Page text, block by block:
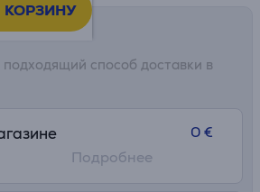
КОРЗИНУ
доставки
способ доставки в
0 €
Подробнее